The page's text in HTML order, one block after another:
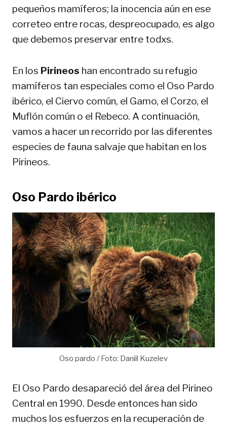
pequeños mamíferos; la inocencia aún en ese
correteo entre rocas, despreocupado, es algo
que debemos preservar entre todxs.
En los Pirineos han encontrado su refugio
mamíferos tan especiales como el Oso Pardo
ibérico, el Ciervo común, el Gamo, el Corzo, el
Muflón común o el Rebeco. A continuación,
vamos a hacer un recorrido por las diferentes
especies de fauna salvaje que habitan en los
Pirineos.
Oso Pardo ibérico
Oso pardo / Foto: Daniil Kuzelev
El Oso Pardo desapareció del área del Pirineo
Central en 1990. Desde entonces han sido
muchos los esfuerzos en la recuperación de